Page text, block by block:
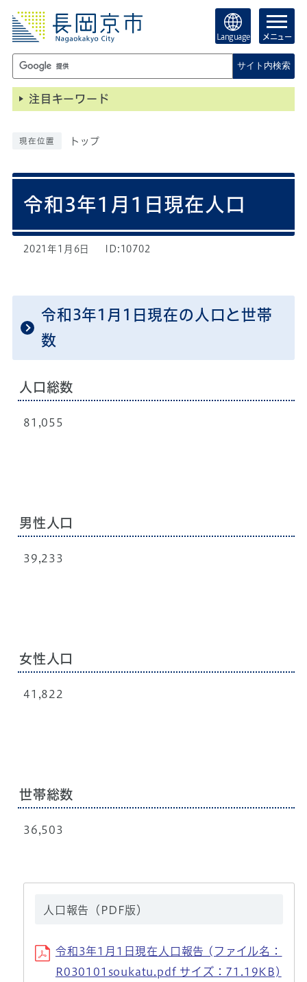
Language メニュー
サイト内検索
注目キーワード
現在位置 トップ
令和3年1月1日現在人口
2021年1月6日 ID:10702
令和3年1月1日現在の人口と世帯
数
人口総数
81,055
男性人口
39,233
女性人口
41,822
世帯総数
36,503
人口報告（PDF版）
令和3年1月1日現在人口報告 (ファイル名：
R030101soukatu.pdf サイズ：71.19KB)